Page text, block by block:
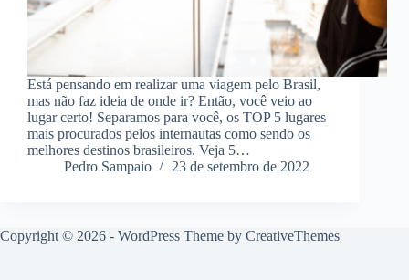
Está pensando em realizar uma viagem pelo Brasil,
mas não faz ideia de onde ir? Então, você veio ao
lugar certo! Separamos para você, os TOP 5 lugares
mais procurados pelos internautas como sendo os
melhores destinos brasileiros. Veja 5…
Pedro Sampaio
23 de setembro de 2022
Copyright © 2026 - WordPress Theme by CreativeThemes